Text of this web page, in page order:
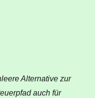
Alternative zur
auch für